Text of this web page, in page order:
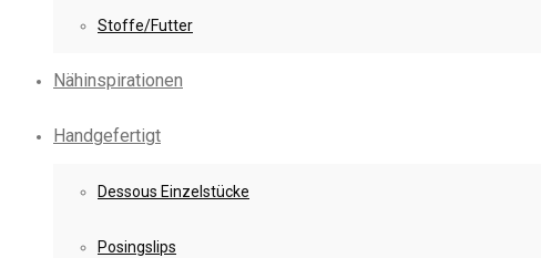
Stoffe/Futter
Nähinspirationen
Handgefertigt
Dessous Einzelstücke
Posingslips